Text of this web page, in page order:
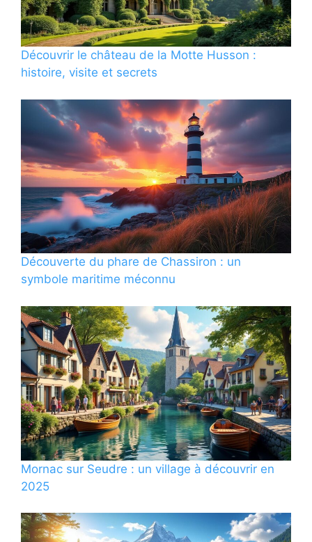
Découvrir le château de la Motte Husson :
histoire, visite et secrets
Découverte du phare de Chassiron : un
symbole maritime méconnu
Mornac sur Seudre : un village à découvrir en
2025